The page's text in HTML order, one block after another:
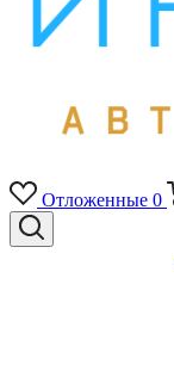
Отложенные 0